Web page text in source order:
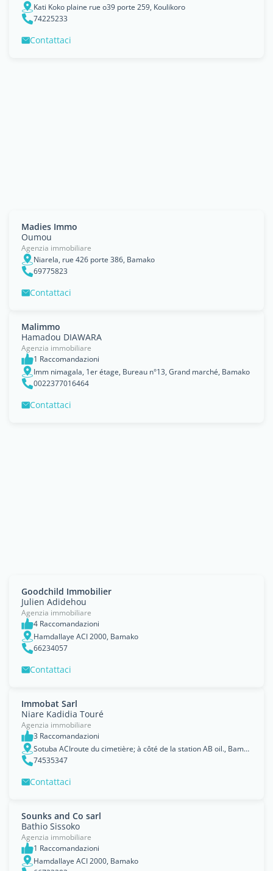
Kati Koko plaine rue o39 porte 259, Koulikoro
74225233
Contattaci
Madies Immo
Oumou
Agenzia immobiliare
Niarela, rue 426 porte 386, Bamako
69775823
Contattaci
Malimmo
Hamadou DIAWARA
Agenzia immobiliare
1 Raccomandazioni
Imm nimagala, 1er étage, Bureau n°13, Grand marché, Bamako
0022377016464
Contattaci
Goodchild Immobilier
Julien Adidehou
Agenzia immobiliare
4 Raccomandazioni
Hamdallaye ACI 2000, Bamako
66234057
Contattaci
Immobat Sarl
Niare Kadidia Touré
Agenzia immobiliare
3 Raccomandazioni
Sotuba ACIroute du cimetière; à côté de la station AB oil., Bamako
74535347
Contattaci
Sounks and Co sarl
Bathio Sissoko
Agenzia immobiliare
1 Raccomandazioni
Hamdallaye ACI 2000, Bamako